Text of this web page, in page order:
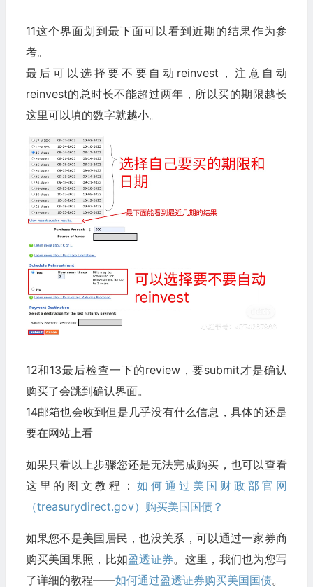
11这个界面划到最下面可以看到近期的结果作为参
考。
最后可以选择要不要自动reinvest，注意自动
reinvest的总时长不能超过两年，所以买的期限越长
这里可以填的数字就越小。
12和13最后检查一下的review，要submit才是确认
购买了会跳到确认界面。
14邮箱也会收到但是几乎没有什么信息，具体的还是
要在网站上看
如果只看以上步骤您还是无法完成购买，也可以查看
这里的图文教程： 如何通过美国财政部官网
（treasurydirect.gov）购买美国国债？
如果您不是美国居民，也没关系，可以通过一家券商
购买美国果照，比如盈透证券。这里，我们也为您写
了详细的教程——如何通过盈透证券购买美国国债。